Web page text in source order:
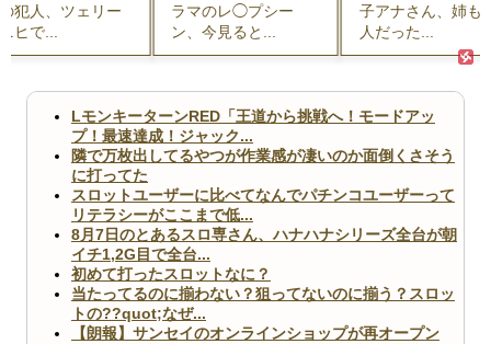
犯人、ツェリー
ヒで...
ラマのレ◯プシー
ン、今見ると...
子アナさん、姉も
人だった...
LモンキーターンRED「王道から挑戦へ！モードアッ
プ！最速達成！ジャック...
隣で万枚出してるやつが作業感が凄いのか面倒くさそう
に打ってた
スロットユーザーに比べてなんでパチンコユーザーって
リテラシーがここまで低...
8月7日のとあるスロ専さん、ハナハナシリーズ全台が朝
イチ1,2G目で全台...
初めて打ったスロットなに？
当たってるのに揃わない？狙ってないのに揃う？スロッ
トの??quot;なぜ...
【朗報】サンセイのオンラインショップが再オープン